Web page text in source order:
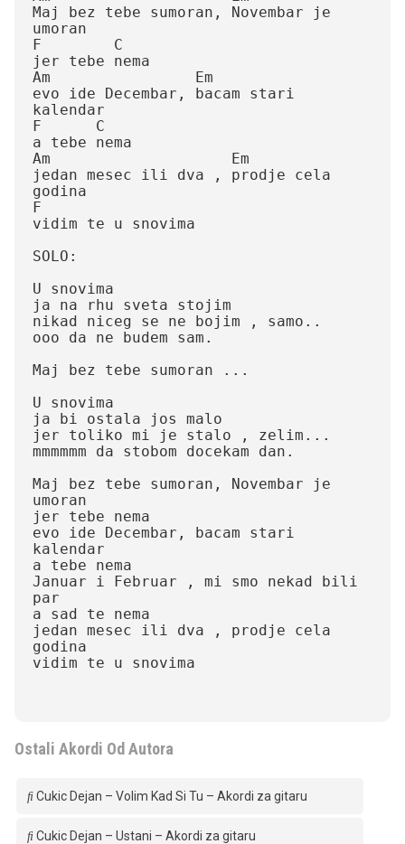
Maj bez tebe sumoran, Novembar je
umoran
F        C
jer tebe nema
Am                Em
evo ide Decembar, bacam stari
kalendar
F      C
a tebe nema
Am                    Em
jedan mesec ili dva , prodje cela
godina
F
vidim te u snovima
SOLO:
U snovima
ja na rhu sveta stojim
nikad niceg se ne bojim , samo..
ooo da ne budem sam.
Maj bez tebe sumoran ...
U snovima
ja bi ostala jos malo
jer toliko mi je stalo , zelim...
mmmmmm da stobom docekam dan.
Maj bez tebe sumoran, Novembar je
umoran
jer tebe nema
evo ide Decembar, bacam stari
kalendar
a tebe nema
Januar i Februar , mi smo nekad bili
par
a sad te nema
jedan mesec ili dva , prodje cela
godina
vidim te u snovima
Ostali Akordi Od Autora
Cukic Dejan – Volim Kad Si Tu – Akordi za gitaru
Cukic Dejan – Ustani – Akordi za gitaru